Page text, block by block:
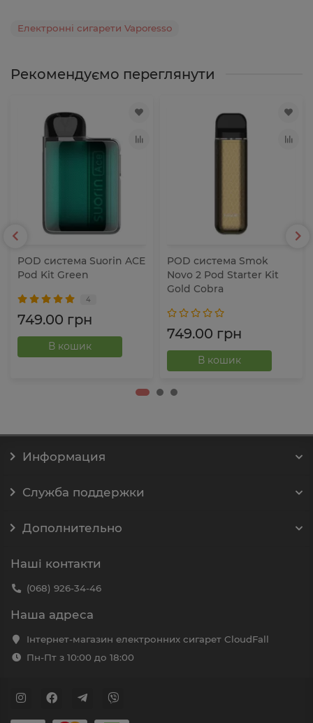
Електронні сигарети Vaporesso
Рекомендуємо переглянути
POD система Suorin ACE
Pod Kit Green
4
749.00 грн
В кошик
POD система Smok
Novo 2 Pod Starter Kit
Gold Cobra
749.00 грн
В кошик
Информация
Служба поддержки
Дополнительно
Наші контакти
(068) 926-34-46
Наша адреса
Інтернет-магазин електронних сигарет CloudFall
Пн-Пт з 10:00 до 18:00